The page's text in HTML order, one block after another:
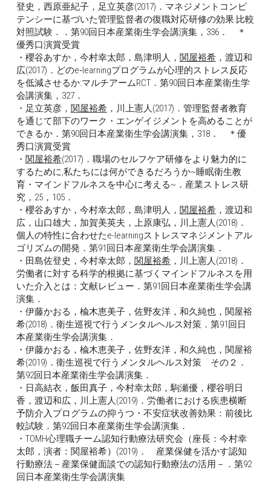
登史，西原亜紀子，足立英彦(2017)．マネジメントコンピ
テンシーに基づいた管理監督者の復職対応研修の効果:比較
対照試験．．第90回日本産業衛生学会講演集，336．　＊
優秀口演賞受賞
・櫻谷あすか，今村幸太郎，島津明人， 関屋裕希，渡辺和
広(2017)．どのe‐learningプログラムが心理的ストレス反応
を低減させるか:マルチアームRCT．第90回日本産業衛生学
会講演集，327．
・足立英彦， 関屋裕希，川上憲人(2017)．管理監督者教育
を通じて部下のワーク・エンゲイジメントを高めることが
できるか．第90回日本産業衛生学会講演集，318．　＊優
秀口演賞受賞
・ 関屋裕希(2017)．職場のセルフケア研修をより魅力的に
するために,私たちには何ができるだろうか~睡眠衛生教
育・マインドフルネスを中心に考える~．産業ストレス研
究，25，105．
・櫻谷あすか，今村幸太郎，島津明人， 関屋裕希，渡辺和
広，山口雄大，加賀美英夫，上原康弘，川上憲人(2018)．
個人の特性に合わせたe-learningストレスマネジメントアル
ゴリズムの開発．第91回日本産業衛生学会講演集．
・田島佐登史，今村幸太郎， 関屋裕希，川上憲人(2018)．
労働者に対する科学的根拠に基づくマインドフルネスを用
いた介入とは：文献レビュー．第91回日本産業衛生学会講
演集．
・伊藤かおる，楡木恵美子，佐野友洋，和久純也，関屋裕
希(2018)．衛生巡視で行うメンタルヘルス対策．第91回日
本産業衛生学会講演集．
・伊藤かおる，楡木恵美子，佐野友洋，和久純也，関屋裕
希(2019)．衛生巡視で行うメンタルヘルス対策　その２．
第92回日本産業衛生学会講演集．
・日高結衣，飯田真子，今村幸太郎，駒瀬優，櫻谷明日
香，渡辺和広，川上憲人(2019)．労働者における疾患横断
予防介入プログラムの抑うつ・不安症状改善効果：前後比
較試験．第92回日本産業衛生学会講演集．
・TOMH心理職チーム認知行動療法研究会（座長：今村幸
太郎，演者：関屋裕希）(2019)．　産業保健を活かす認知
行動療法－産業保健面談での認知行動療法の活用－．第92
回日本産業衛生学会講演集